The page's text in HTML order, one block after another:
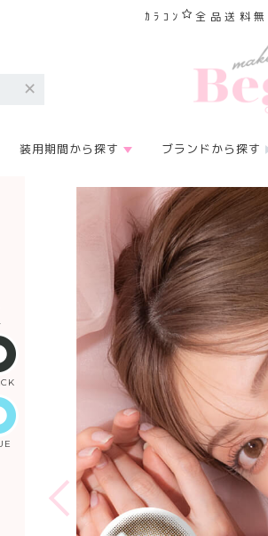
ｶﾗｺﾝ 全品送料
装用期間から探す ブランドから探す